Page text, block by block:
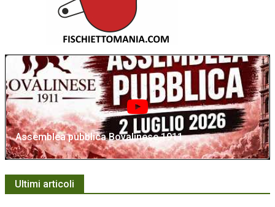
Assemblea pubblica Bovalinese 1911
Ultimi articoli